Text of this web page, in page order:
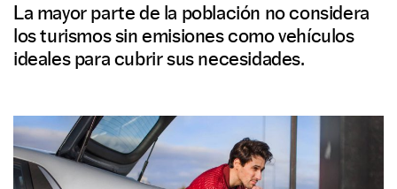
La mayor parte de la población no considera
los turismos sin emisiones como vehículos
ideales para cubrir sus necesidades.